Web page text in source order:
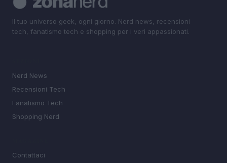
Il tuo universo geek, ogni giorno. Nerd news, recensioni
tech, fanatismo tech e shopping per i veri appassionati.
Nerd News
Recensioni Tech
Fanatismo Tech
Shopping Nerd
Contattaci